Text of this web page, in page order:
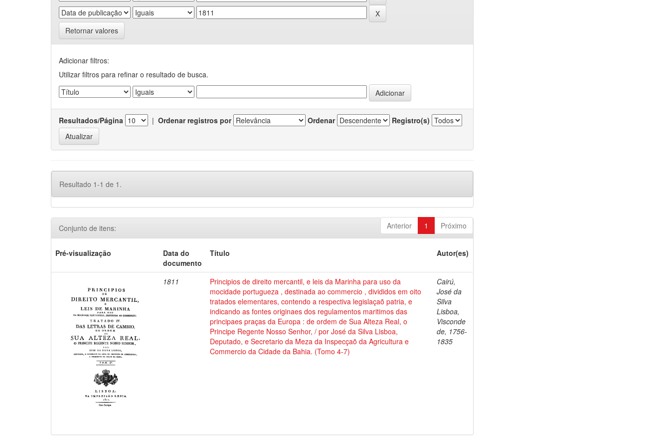
Retornar valores
Adicionar filtros:
Utilizar filtros para refinar o resultado de busca.
Resultados/Página | Ordenar registros por Ordenar Registro(s)
Resultado 1-1 de 1.
Anterior 1 Próximo
Conjunto de itens:
Pré-visualização
Data do
documento
Título Autor(es)
1811
Principios de direito mercantil, e leis da Marinha para uso da
mocidade portugueza , destinada ao commercio , divididos em oito
tratados elementares, contendo a respectiva legislaçaõ patria, e
indicando as fontes originaes dos regulamentos maritimos das
principaes praças da Europa : de ordem de Sua Alteza Real, o
Principe Regente Nosso Senhor, / por José da Silva Lisboa,
Deputado, e Secretario da Meza da Inspecçaõ da Agricultura e
Commercio da Cidade da Bahia. (Tomo 4-7)
Cairú,
José da
Silva
Lisboa,
Visconde
de, 1756-
1835